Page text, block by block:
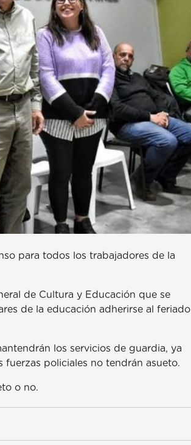
para todos los trabajadores de la
de Cultura y Educación que se
de la educación adherirse al feriado
los servicios de guardia, ya
fuerzas policiales no tendrán asueto.
o no.